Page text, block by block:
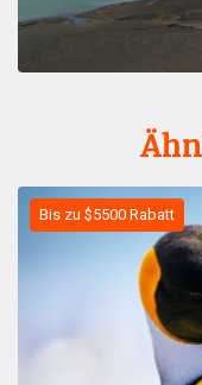
Bis zu $5500 Rabatt